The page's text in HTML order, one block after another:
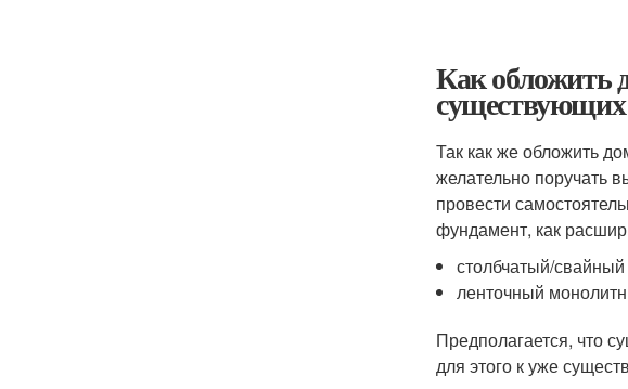
Как обложить
Так как же обложить
желательно поручать
провести
фундамент, как
столбчатый/
ленточный
Предполагается, что
для этого к уже